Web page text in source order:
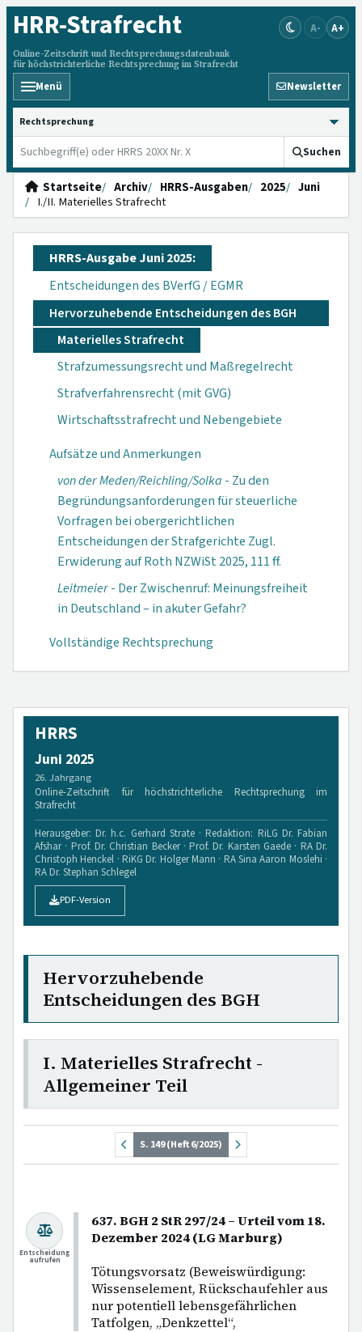
HRR-Strafrecht
Online-Zeitschrift und Rechtsprechungsdatenbank
für höchstrichterliche Rechtsprechung im Strafrecht
A- A+
Menü Newsletter
HRRS durchsuchen
Suchen
Startseite Archiv HRRS-Ausgaben 2025
Juni
I./II. Materielles Strafrecht
HRRS-Ausgabe Juni 2025:
Entscheidungen des BVerfG / EGMR
Hervorzuhebende Entscheidungen des BGH
Materielles Strafrecht
Strafzumessungsrecht und Maßregelrecht
Strafverfahrensrecht (mit GVG)
Wirtschaftsstrafrecht und Nebengebiete
Aufsätze und Anmerkungen
von der Meden/Reichling/Solka - Zu den
Begründungsanforderungen für steuerliche
Vorfragen bei obergerichtlichen
Entscheidungen der Strafgerichte Zugl.
Erwiderung auf Roth NZWiSt 2025, 111 ff.
Leitmeier- Der Zwischenruf: Meinungsfreiheit
in Deutschland – in akuter Gefahr?
Vollständige Rechtsprechung
HRRS
Juni 2025
26. Jahrgang
Online-Zeitschrift für höchstrichterliche Rechtsprechung im
Strafrecht
Herausgeber: Dr. h.c. Gerhard Strate · Redaktion: RiLG Dr. Fabian
Afshar · Prof. Dr. Christian Becker · Prof. Dr. Karsten Gaede · RA Dr.
Christoph Henckel · RiKG Dr. Holger Mann · RA Sina Aaron Moslehi ·
RA Dr. Stephan Schlegel
PDF-Version
Hervorzuhebende
Entscheidungen des BGH
I. Materielles Strafrecht -
Allgemeiner Teil
S. 149 (Heft 6/2025)
637. BGH 2 StR 297/24 – Urteil vom 18.
Dezember 2024 (LG Marburg)
Tötungsvorsatz (Beweiswürdigung:
Wissenselement, Rückschaufehler aus
nur potentiell lebensgefährlichen
Tatfolgen, „Denkzettel“,
Entscheidung
aufrufen